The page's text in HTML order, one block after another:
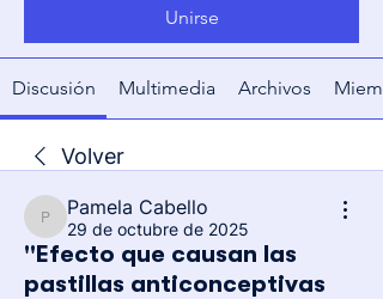
Unirse
Discusión Multimedia Archivos
Volver
Pamela Cabello
Pamela Cabello
29 de octubre de 2025
"Efecto que causan las
pastillas anticonceptivas